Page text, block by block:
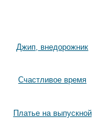
Джип, внедорожник
Счастливое время
Платье на выпускной